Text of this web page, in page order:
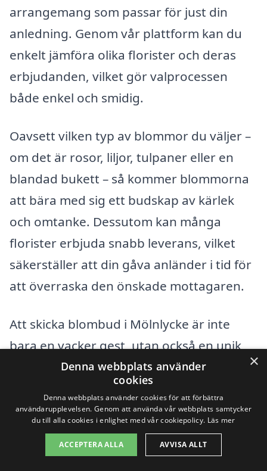
arrangemang som passar för just din
anledning. Genom vår plattform kan du
enkelt jämföra olika florister och deras
erbjudanden, vilket gör valprocessen
både enkel och smidig.
Oavsett vilken typ av blommor du väljer –
om det är rosor, liljor, tulpaner eller en
blandad bukett – så kommer blommorna
att bära med sig ett budskap av kärlek
och omtanke. Dessutom kan många
florister erbjuda snabb leverans, vilket
säkerställer att din gåva anländer i tid för
att överraska den önskade mottagaren.
Att skicka blombud i Mölnlycke är inte
bara en vacker gest, utan också en unik
och personlig tidlös present. Det finns
något speciellt med att få blommor
levererade direkt till dörren, vilket gör att
mottagaren känner sig värderad och
omtyckt. Så nästa gång du funderar på
×
Denna webbplats använder
cookies
Denna webbplats använder cookies för att förbättra
användarupplevelsen. Genom att använda vår webbplats samtycker
du till alla cookies i enlighet med vår cookiepolicy. Läs mer
ACCEPTERA ALLA AVVISA ALLT